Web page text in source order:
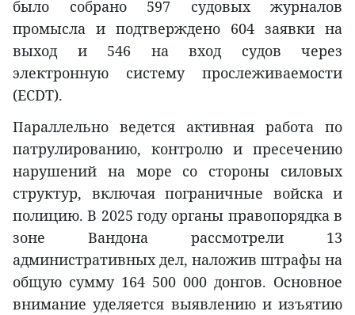
было собрано 597 судовых журналов
промысла и подтверждено 604 заявки на
выход и 546 на вход судов через
электронную систему прослеживаемости
(ECDT).
Параллельно ведется активная работа по
патрулированию, контролю и пресечению
нарушений на море со стороны силовых
структур, включая пограничные войска и
полицию. В 2025 году органы правопорядка в
зоне Вандона рассмотрели 13
административных дел, наложив штрафы на
общую сумму 164 500 000 донгов. Основное
внимание уделяется выявлению и изъятию